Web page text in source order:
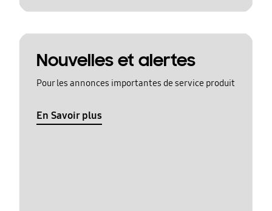
Nouvelles et alertes
Pour les annonces importantes de service produit
En Savoir plus